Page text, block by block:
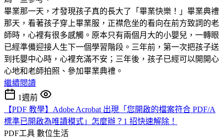
畢業那一天，才發現孩子真的長大了「畢業快樂！」畢業典禮
那天，看著孩子穿上畢業服，正襟危坐的看向在前方致詞的老
師時，心裡有很多感觸。原本只有兩個月大的小嬰兒，一轉眼
已經準備迎接人生下一個學習階段。三年前，第一次把孩子送
到托嬰中心時，心裡充滿不安；三年後，孩子已經可以開開心
心地和老師拍照、參加畢業典禮。
繼續閱讀
1週前
【PDF 教學】Adobe Acrobat 出現「您開啟的檔案符合 PDF/A
標準已開啟為唯讀模式」怎麼辦？1 招快速解除！
PDF工具 數位生活